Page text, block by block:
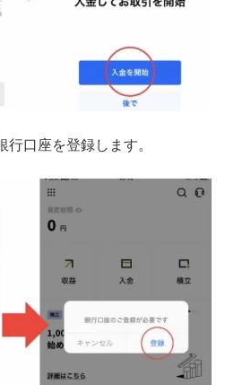
口座を登録します。